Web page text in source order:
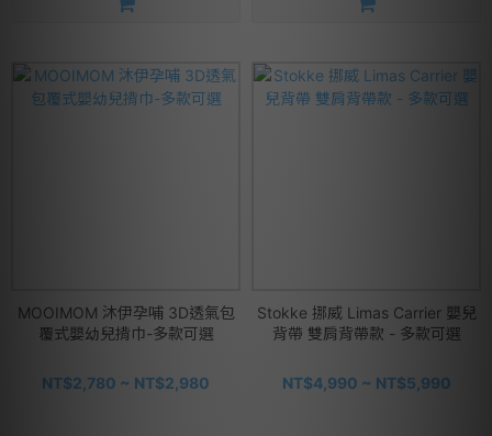
MOOIMOM 沐伊孕哺 3D透氣包
覆式嬰幼兒揹巾-多款可選
NT$2,780 ~ NT$2,980
Stokke 挪威 Limas Carrier 嬰兒
背帶 雙肩背帶款 - 多款可選
NT$4,990 ~ NT$5,990